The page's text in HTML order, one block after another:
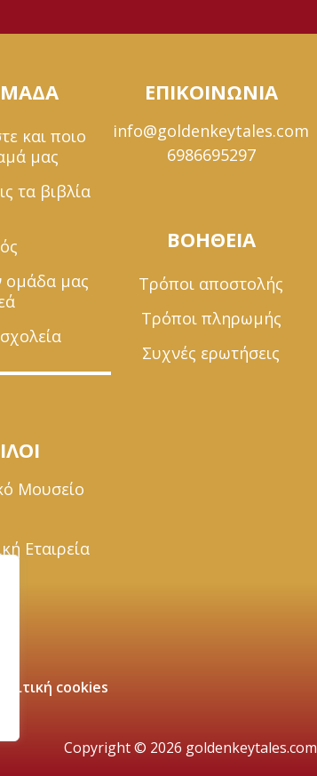
και ποιο
μας
τα βιβλία
ομάδα μας
ΕΠΙΚΟΙΝΩΝΙΑ
info@goldenkeytales.com
6986695297
ΒΟΗΘΕΙΑ
Τρόποι αποστολής
Τρόποι πληρωμής
Συχνές ερωτήσεις
Μουσείο
Εταιρεία
cookies
Copyright © 2026 goldenkeytales.com